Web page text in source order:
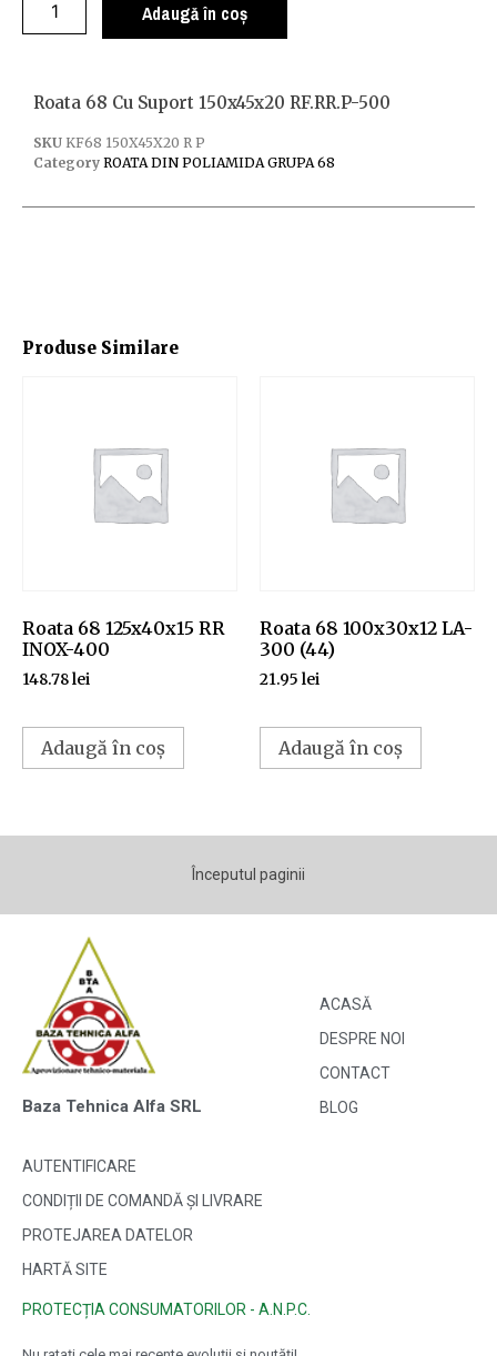
Adaugă în coș
Produse Similare
Roata 68 125x40x15 RR
INOX-400
148.78lei
Adaugă în coș
Roata 68 100x30x12 LA-
300 (44)
21.95 lei
Adaugă în coș
Roata 68 Cu Suport 150x45x20 RF.RR.P-500
SKU KF68 150X45X20 R P
Category ROATA DIN POLIAMIDA GRUPA 68
Începutul paginii
Baza Tehnica Alfa SRL
ACASĂ
DESPRE NOI
CONTACT
BLOG
AUTENTIFICARE
CONDIȚII DE COMANDĂ ȘI LIVRARE
PROTEJAREA DATELOR
HARTĂ SITE
PROTECȚIA CONSUMATORILOR - A.N.P.C.